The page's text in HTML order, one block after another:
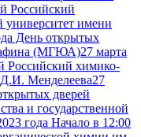
Российский
университет имени
День открытых
(МГЮА)27 марта
Российский химико-
Д.И. Менделеева27
дверей
и государственной
года Начало в 12:00